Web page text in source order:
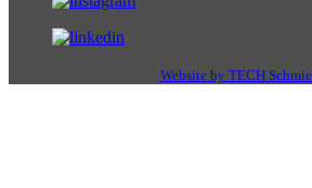
Website by TECH